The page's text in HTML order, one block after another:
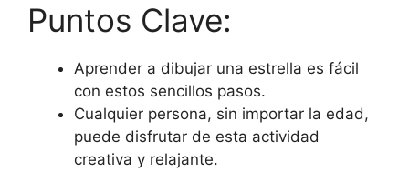
Puntos Clave:
Aprender a dibujar una estrella es fácil
con estos sencillos pasos.
Cualquier persona, sin importar la edad,
puede disfrutar de esta actividad
creativa y relajante.